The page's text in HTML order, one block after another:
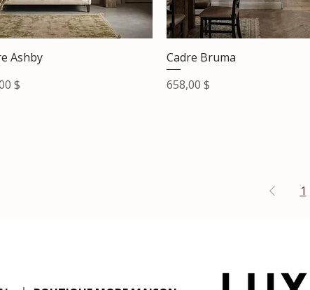
Ashby
$
Cadre Bruma
Prix
658,00 $
1